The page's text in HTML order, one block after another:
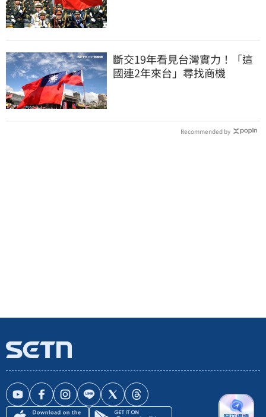
斷交19年看見台灣實力！「這
國連2年來台」尋找商機
Recommended by